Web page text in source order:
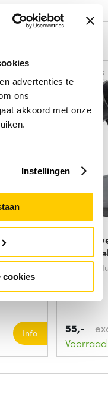
advertenties te
ons
akkoord met onze
Instellingen
cookies
Info
Vergelijk
Type
55,-
Voorraad